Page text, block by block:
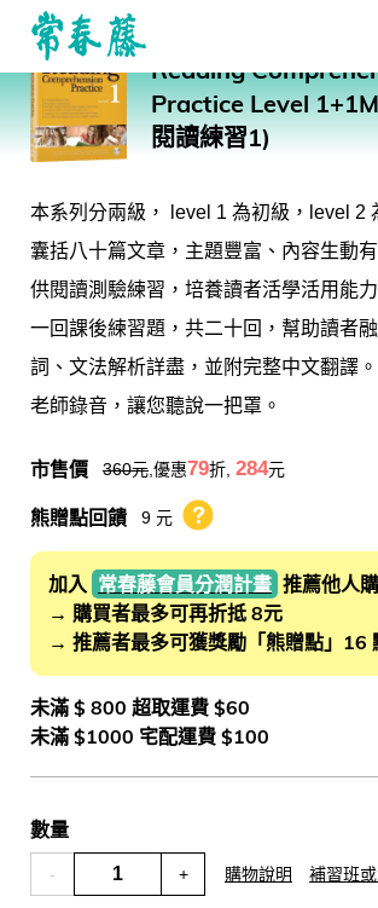
回常春藤首頁 Reading
Practice Level
閱讀練習1)
本系列分兩級， level 1 為初級，level 2
囊括八十篇文章，主題豐富、內容生動
供閱讀測驗練習，培養讀者活學活用能
一回課後練習題，共二十回，幫助讀者
詞、文法解析詳盡，並附完整中文翻譯
老師錄音，讓您聽說一把罩。
市售價 360元 ,優惠79折, 284元
熊贈點回饋 9 元 熊贈點回饋辦法
加入 常春藤會員分潤計畫 推薦他人
→ 購買者最多可再折抵 8元
→ 推薦者最多可獲獎勵「熊贈點」16
未滿 $ 800 超取運費 $60
未滿 $1000 宅配運費 $100
數量
- + 購物說明 補習班